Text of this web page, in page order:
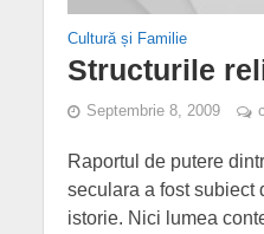
Cultură și Familie
Structurile
Septembrie 8, 2009
Raportul de putere
seculara a fost subiect
istorie. Nici lumea